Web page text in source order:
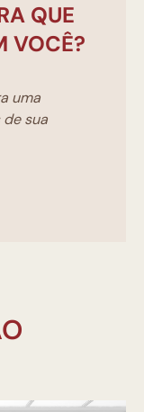
QUE
VOCÊ?
uma
sua